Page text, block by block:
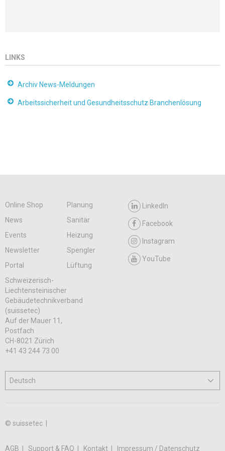
LINKS
Archiv News-Meldungen
Arbeitssicherheit und Gesundheitsschutz Branchenlösung
Online Shop
Planung
News
Sanitär
Events
Heizung
Newsletter
Spengler
Portal
Lüftung
LinkedIn
Facebook
Instagram
YouTube
Schweizerisch-
Liechtensteinischer
Gebäudetechnikverband
(suissetec)
Auf der Mauer 11,
Postfach
CH-8021 Zürich
+41 43 244 73 00
© suissetec |
AGB Support & FAQ Kontakt Impressum / Datenschutz